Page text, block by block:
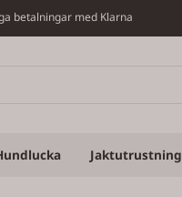
betalningar med Klarna
Jaktutrustning